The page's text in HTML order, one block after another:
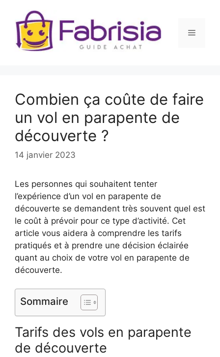
contenu
Menu
Combien ça coûte de faire
un vol en parapente de
découverte ?
14 janvier 2023
Les personnes qui souhaitent tenter
l’expérience d’un vol en parapente de
découverte se demandent très souvent quel est
le coût à prévoir pour ce type d’activité. Cet
article vous aidera à comprendre les tarifs
pratiqués et à prendre une décision éclairée
quant au choix de votre vol en parapente de
découverte.
Sommaire
Tarifs des vols en parapente
de découverte